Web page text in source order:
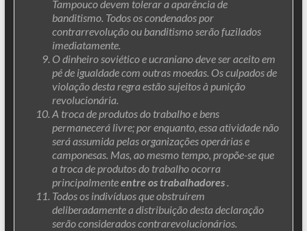
Tampouco devem tolerar a aparência de
banditismo. Todos os condenados por
contrarrevolução ou banditismo serão fuzilados
imediatamente.
O dinheiro soviético e ucraniano deve ser aceito em
pé de igualdade com outras moedas. Os culpados de
violação desta regra estão sujeitos à punição
revolucionária.
A troca de produtos do trabalho e bens
permanecerá livre; por enquanto, essa atividade não
será assumida pelas organizações operárias e
camponesas. Mas, ao mesmo tempo, propõe-se que
a troca de produtos do trabalho ocorra
principalmenteentre os trabalhadores.
Todos os indivíduos que obstruírem
deliberadamente a distribuição desta declaração
serão considerados contrarevolucionários.